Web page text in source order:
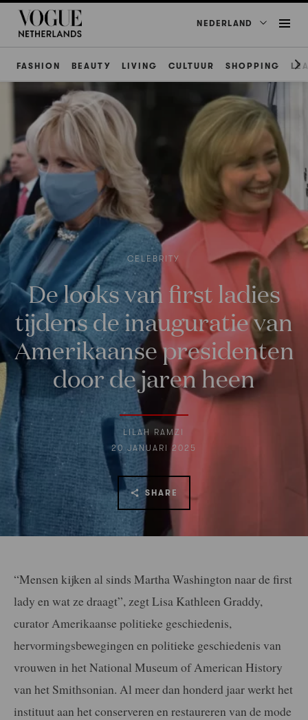
NEDERLAND
FASHION BEAUTY LIVING CULTUUR SHOPPING
CELEBRITY
De looks van first ladies
tijdens de inauguratie van
Amerikaanse presidenten
door de jaren heen
LILAH RAMZI
20 JANUARI 2025
SHARE
“Mensen kijken al sinds Martha Washington naar de first
lady en wat ze draagt”, zegt Lisa Kathleen Graddy,
curator Amerikaanse politieke geschiedenis,
hervormingsbewegingen en politieke geschiedenis van
vrouwen in het National Museum of American History
van het Smithsonian. Al meer dan honderd jaar werkt het
instituut aan het conserveren en restaureren van de mode